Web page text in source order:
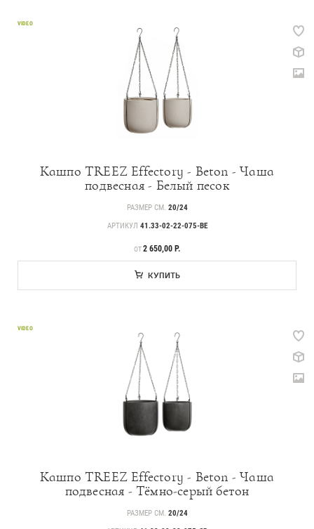
VIDEO
Кашпо TREEZ Effectory - Beton - Чаша
подвесная - Белый песок
РАЗМЕР СМ. 20/24
АРТИКУЛ 41.33-02-22-075-BE
ЦЕНА
ОТ2 650,00 Р.
КУПИТЬ
VIDEO
Кашпо TREEZ Effectory - Beton - Чаша
подвесная - Тёмно-серый бетон
РАЗМЕР СМ. 20/24